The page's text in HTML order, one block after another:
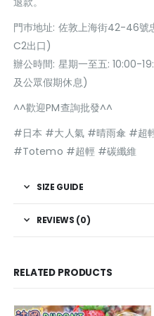
門巿地址: 佐敦上海街42-46號
C2出口)
辦公時間: 星期一至五: 10:00-
及公眾假期休息)
^^歡迎PM查詢批發^^
#日本 #大人氣 #晴雨傘 #超
#Totemo #超輕 #碳纖維
SIZE GUIDE
REVIEWS (0)
RELATED PRODUCTS